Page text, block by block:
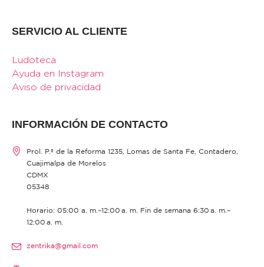
SERVICIO AL CLIENTE
Ludoteca
Ayuda en Instagram
Aviso de privacidad
INFORMACIÓN DE CONTACTO
Prol. P.º de la Reforma 1235, Lomas de Santa Fe, Contadero,
Cuajimalpa de Morelos
CDMX
05348
Horario: 05:00 a. m.–12:00 a. m. Fin de semana 6:30 a. m.–
12:00 a. m.
zentrika@gmail.com